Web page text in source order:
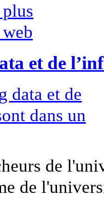
et de
de
de